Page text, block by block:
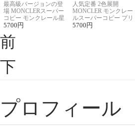
最高級バージョンの登
場 MONCLERスーパー
コピー モンクレール星
座半袖Tシャツ
5700 円
人気定番 2色展開
MONCLER モンクレー
ルスーパーコピー プリ
ント半袖Tシャツ
5700 円
前
下
プロフィール